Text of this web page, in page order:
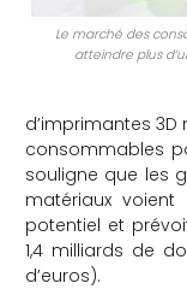
Le marché des
atteindre plus
d’imprimantes
consommables
souligne que les
matériaux
potentiel et
1,4 milliards de
d’euros).